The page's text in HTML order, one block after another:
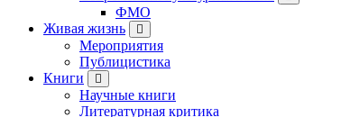
ФМО
Живая жизнь
Мероприятия
Публицистика
Книги
Научные книги
Литературная критика